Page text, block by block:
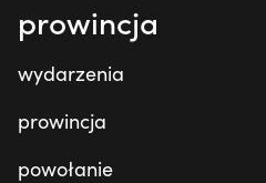
prowincja
wydarzenia
prowincja
powołanie